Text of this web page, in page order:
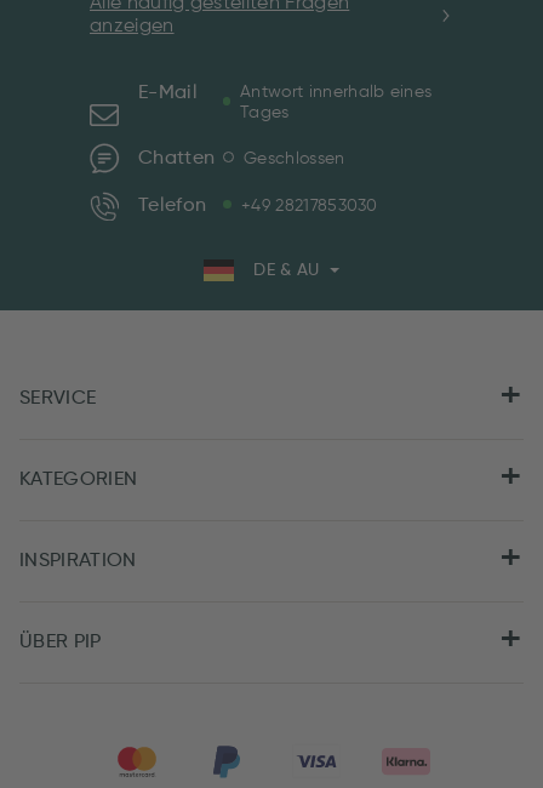
anzeigen
E-Mail
Antwort innerhalb eines
Tages
Chatten Geschlossen
Telefon +49 28217853030
DE & AU
SERVICE
KATEGORIEN
INSPIRATION
ÜBER PIP